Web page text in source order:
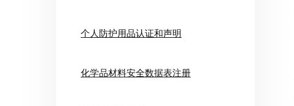
个人防护用品认证和声明
化学品材料安全数据表注册